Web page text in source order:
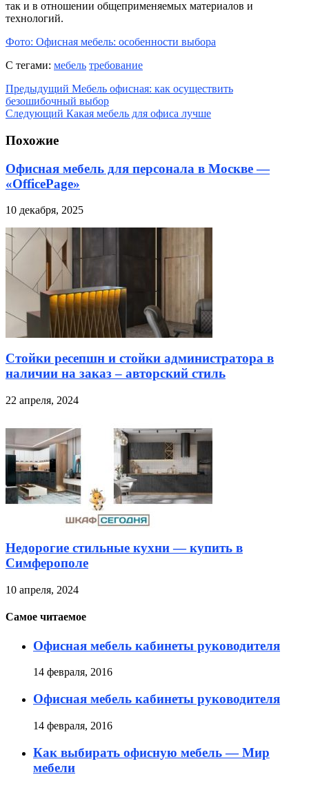
так и в отношении общеприменяемых материалов и
технологий.
Фото: Офисная мебель: особенности выбора
С тегами: мебель требование
Предыдущий Мебель офисная: как осуществить
безошибочный выбор
Следующий Какая мебель для офиса лучше
Похожие
Офисная мебель для персонала в Москве —
«OfficePage»
10 декабря, 2025
Стойки ресепшн и стойки администратора в
наличии на заказ – авторский стиль
22 апреля, 2024
Недорогие стильные кухни — купить в
Симферополе
10 апреля, 2024
Самое читаемое
Офисная мебель кабинеты руководителя
14 февраля, 2016
Офисная мебель кабинеты руководителя
14 февраля, 2016
Как выбирать офисную мебель — Мир
мебели